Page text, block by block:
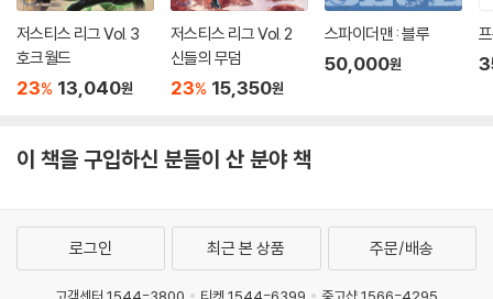
저스티스 리그 Vol. 3
호크월드
23% 13,040원
저스티스 리그 Vol. 2
신들의 무덤
23% 15,350원
스파이더맨 : 블루
50,000원
이 책을 구입하신 분들이 산 분야 책
로그인 최근 본 상품 주문/배송